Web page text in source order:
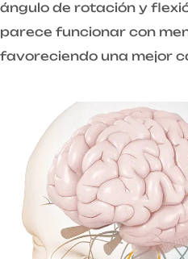
ángulo de rotación y
parece funcionar con
favoreciendo una mejor